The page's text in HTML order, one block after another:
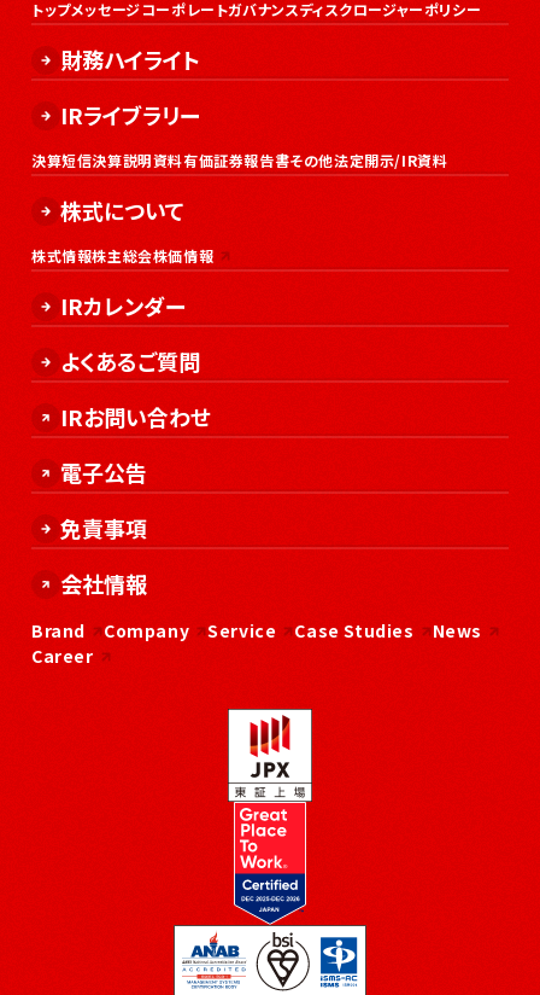
トップメッセージコーポレートガバナンスディスクロージャーポリシー
財務ハイライト
IRライブラリー
決算短信決算説明資料有価証券報告書その他法定開示/IR資料
株式について
株式情報株主総会株価情報
IRカレンダー
よくあるご質問
IRお問い合わせ
電子公告
免責事項
会社情報
Brand Company Service Case Studies
News
Career